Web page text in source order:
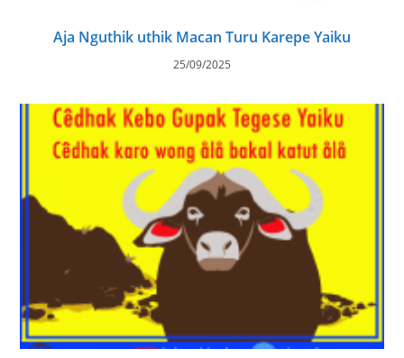
Aja Nguthik uthik Macan Turu Karepe Yaiku
25/09/2025